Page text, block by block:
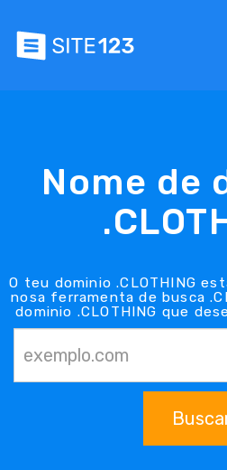
Nome de
O teu dominio .CLOTHING
nosa ferramenta de busca
dominio .CLOTHING que